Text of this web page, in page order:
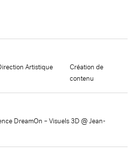
Artistique
Création de
contenu
DreamOn – Visuels 3D @ Jean-